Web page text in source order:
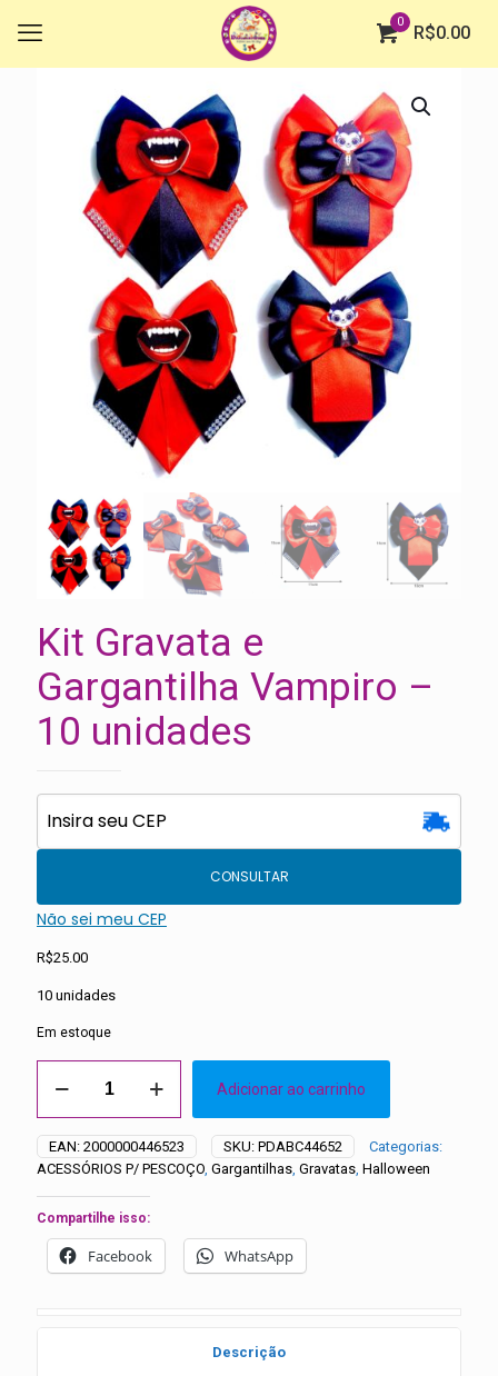
0
R$0.00
Kit Gravata e
Gargantilha Vampiro –
10 unidades
CONSULTAR
Não sei meu CEP
R$25.00
10 unidades
Em estoque
Gravata
Gargantilha
Vampiro
–
10
unidades
quantidade
Adicionar ao carrinho
EAN: 2000000446523 SKU: PDABC44652
Categorias:
ACESSÓRIOS P/ PESCOÇO Gargantilhas Gravatas Halloween
Compartilhe isso:
Facebook WhatsApp
Descrição